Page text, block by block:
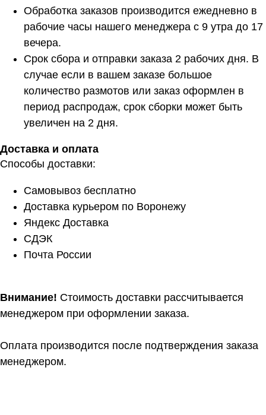
Обработка заказов производится ежедневно в
рабочие часы нашего менеджера с 9 утра до 17
вечера.
Срок сбора и отправки заказа 2 рабочих дня. В
случае если в вашем заказе большое
количество размотов или заказ оформлен в
период распродаж, срок сборки может быть
увеличен на 2 дня.
Доставка и оплата
Способы доставки:
Самовывоз бесплатно
Доставка курьером по Воронежу
Яндекс Доставка
СДЭК
Почта России
Внимание! Стоимость доставки рассчитывается
менеджером при оформлении заказа.
Оплата производится после подтверждения заказа
менеджером.
Нить 2
Нить, собранная из 2 нитей
будет иметь метраж:
0м/100 г